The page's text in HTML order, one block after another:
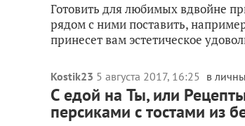
Готовить для любимых вдвойне
рядом с ними поставить,
принесет вам эстетическое
Kostik23 5 августа 2017, 16:25 в
С едой на Ты, или
персиками с тостами из